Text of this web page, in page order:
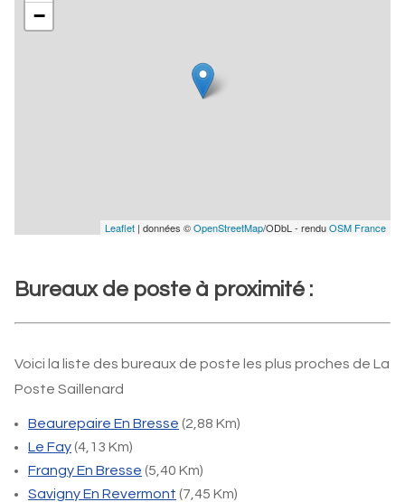
−
Leaflet | données ©OpenStreetMap/ODbL - renduOSM France
Bureaux de poste à proximité :
Voici la liste des bureaux de poste les plus proches de La
Poste Saillenard
Beaurepaire En Bresse (2,88 Km)
Le Fay(4,13 Km)
Frangy En Bresse (5,40 Km)
Savigny En Revermont (7,45 Km)